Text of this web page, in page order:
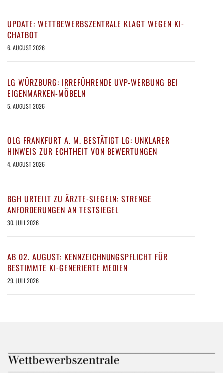
UPDATE: WETTBEWERBSZENTRALE KLAGT WEGEN KI-
CHATBOT
6. AUGUST 2026
LG WÜRZBURG: IRREFÜHRENDE UVP-WERBUNG BEI
EIGENMARKEN-MÖBELN
5. AUGUST 2026
OLG FRANKFURT A. M. BESTÄTIGT LG: UNKLARER
HINWEIS ZUR ECHTHEIT VON BEWERTUNGEN
4. AUGUST 2026
BGH URTEILT ZU ÄRZTE-SIEGELN: STRENGE
ANFORDERUNGEN AN TESTSIEGEL
30. JULI 2026
AB 02. AUGUST: KENNZEICHNUNGSPFLICHT FÜR
BESTIMMTE KI-GENERIERTE MEDIEN
29. JULI 2026